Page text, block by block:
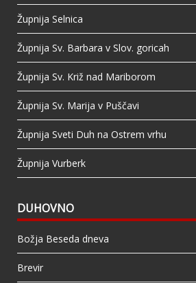
Župnija Selnica
Župnija Sv. Barbara v Slov. goricah
Župnija Sv. Križ nad Mariborom
Župnija Sv. Marija v Puščavi
Župnija Sveti Duh na Ostrem vrhu
Župnija Vurberk
DUHOVNO
Božja Beseda dneva
Brevir